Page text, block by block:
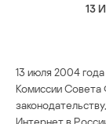
13
13 июля 2004
Комиссии Совета
Интернет в